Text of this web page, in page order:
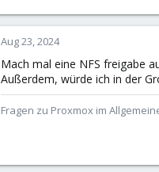
Aug 23, 2024
Mach mal eine NFS freigabe
Außerdem, würde ich in der
Fragen zu Proxmox im